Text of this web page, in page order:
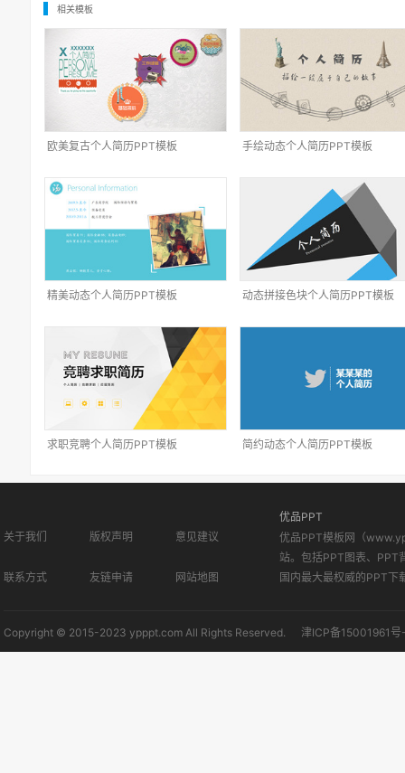
相关模板
欧美复古个人简历PPT模板 手绘动态个人简历PPT模板
精美动态个人简历PPT模板 动态拼接色块个人简历PPT模板
求职竞聘个人简历PPT模板 简约动态个人简历PPT模板
关于我们 版权声明 意见建议
联系方式 友链申请 网站地图
优品PPT
优品PPT模板网（
站。包括PPT图表、PPT
国内最大最权威的PPT下
Copyright © 2015-2023 ypppt.com All Rights Reserved. 津ICP备15001961号